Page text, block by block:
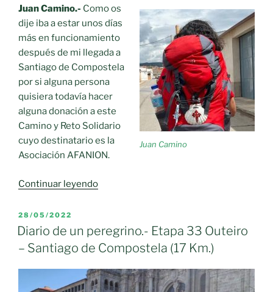
Juan Camino
Juan Camino.- Como os
dije iba a estar unos días
más en funcionamiento
después de mi llegada a
Santiago de Compostela
por si alguna persona
quisiera todavía hacer
alguna donación a este
Camino y Reto Solidario
cuyo destinatario es la
Asociación AFANION.
Continuar leyendo«Todavía
tiempo:
El
próximo
viernes
día
PUBLICADO
EL
28/05/2022
Diario de un peregrino.- Etapa 33 Outeiro
– Santiago de Compostela (17 Km.)